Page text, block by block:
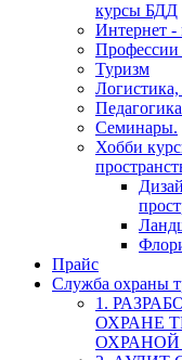
курсы БДД
Интернет -
Профессии
Туризм
Логистика,
Семинары.
Хобби
Прайс
Служба охраны
1.
ОХРАНЕ
ОХРАНОЙ